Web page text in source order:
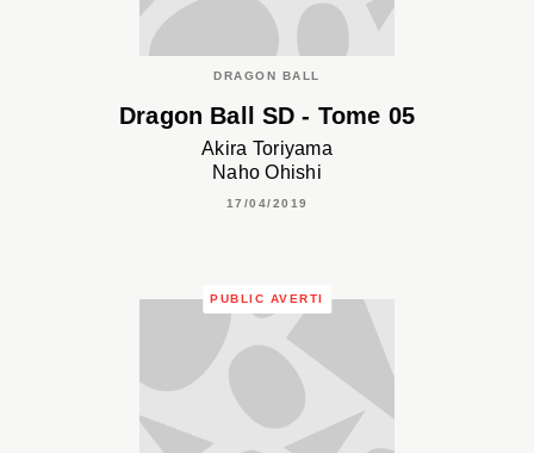
DRAGON BALL
Dragon Ball SD - Tome 05
Akira Toriyama
Naho Ohishi
17/04/2019
PUBLIC AVERTI